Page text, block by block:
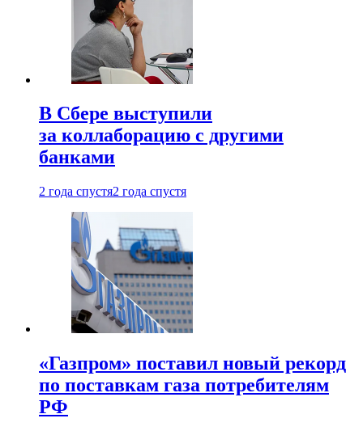
В Сбере выступили
за коллаборацию с другими
банками
2 года спустя2 года спустя
«Газпром» поставил новый рекорд
по поставкам газа потребителям
РФ